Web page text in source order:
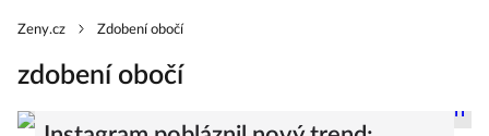
Zeny.cz Zdobení obočí
zdobení obočí